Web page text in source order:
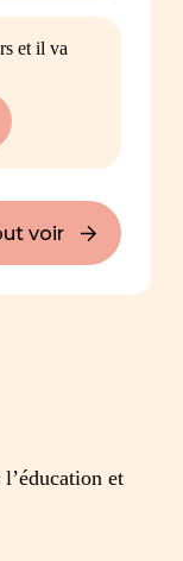
et il va
voir
et